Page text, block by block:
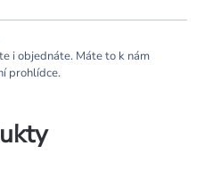
i objednáte. Máte to k nám
prohlídce.